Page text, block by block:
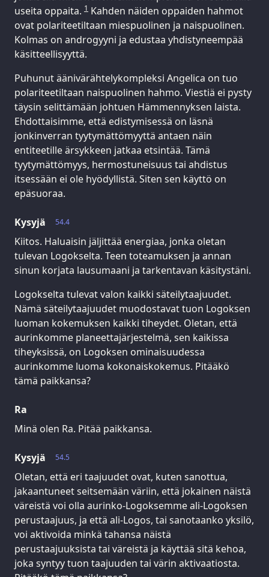
useita oppaita. 1 Kahden näiden oppaiden hahmot
ovat polariteetiltaan miespuolinen ja naispuolinen.
Kolmas on androgyyni ja edustaa yhdistyneempää
käsitteellisyyttä.
Puhunut äänivärähtelykompleksi Angelica on tuo
polariteetiltaan naispuolinen hahmo. Viestiä ei pysty
täysin selittämään johtuen Hämmennyksen laista.
Ehdottaisimme, että edistymisessä on läsnä
jonkinverran tyytymättömyyttä antaen näin
entiteetille ärsykkeen jatkaa etsintää. Tämä
tyytymättömyys, hermostuneisuus tai ahdistus
itsessään ei ole hyödyllistä. Siten sen käyttö on
epäsuoraa.
54.4
Kysyjä
Kiitos. Haluaisin jäljittää energiaa, jonka oletan
tulevan Logokselta. Teen toteamuksen ja annan
sinun korjata lausumaani ja tarkentavan käsitystäni.
Logokselta tulevat valon kaikki säteilytaajuudet.
Nämä säteilytaajuudet muodostavat tuon Logoksen
luoman kokemuksen kaikki tiheydet. Oletan, että
aurinkomme planeettajärjestelmä, sen kaikissa
tiheyksissä, on Logoksen ominaisuudessa
aurinkomme luoma kokonaiskokemus. Pitääkö
tämä paikkansa?
Ra
Minä olen Ra. Pitää paikkansa.
54.5
Kysyjä
Oletan, että eri taajuudet ovat, kuten sanottua,
jakaantuneet seitsemään väriin, että jokainen näistä
väreistä voi olla aurinko-Logoksemme ali-Logoksen
perustaajuus, ja että ali-Logos, tai sanotaanko yksilö,
voi aktivoida minkä tahansa näistä
perustaajuuksista tai väreistä ja käyttää sitä kehoa,
joka syntyy tuon taajuuden tai värin aktivaatiosta.